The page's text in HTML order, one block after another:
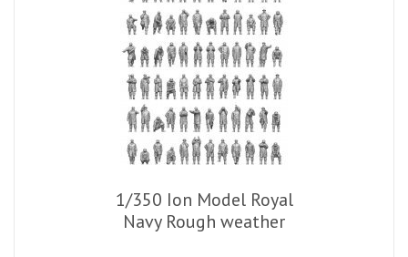
1/350 Ion Model Royal
Navy Rough weather